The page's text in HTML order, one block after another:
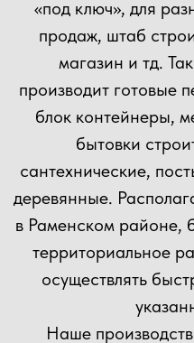
+7
Прикрепить файл
Согласен(а) с
конфиденциальности сайта